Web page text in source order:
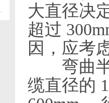
大直径决
超过
因，应考
弯曲半
缆直径的